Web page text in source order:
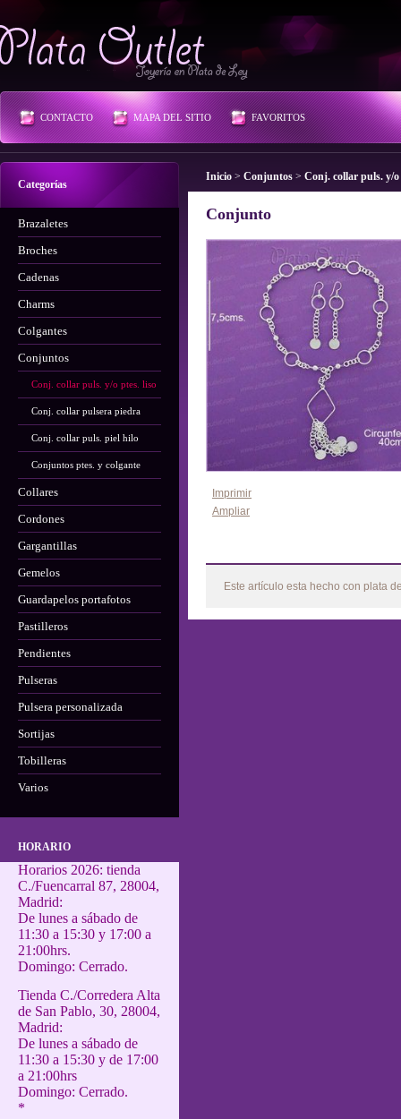
CONTACTO MAPA DEL SITIO FAVORITOS
Categorías
Brazaletes
Broches
Cadenas
Charms
Colgantes
Conjuntos
Conj. collar puls. y/o ptes. liso
Conj. collar pulsera piedra
Conj. collar puls. piel hilo
Conjuntos ptes. y colgante
Collares
Cordones
Gargantillas
Gemelos
Guardapelos portafotos
Pastilleros
Pendientes
Pulseras
Pulsera personalizada
Sortijas
Tobilleras
Varios
HORARIO
Horarios 2026: tienda
C./Fuencarral 87, 28004,
Madrid:
De lunes a sábado de
11:30 a 15:30 y 17:00 a
21:00hrs.
Domingo: Cerrado.
Tienda C./Corredera Alta
de San Pablo, 30, 28004,
Madrid:
De lunes a sábado de
11:30 a 15:30 y de 17:00
a 21:00hrs
Domingo: Cerrado.
*
Inicio > Conjuntos > Conj. collar puls. y/o
Conjunto
Imprimir
Ampliar
Este artículo esta hecho con plata